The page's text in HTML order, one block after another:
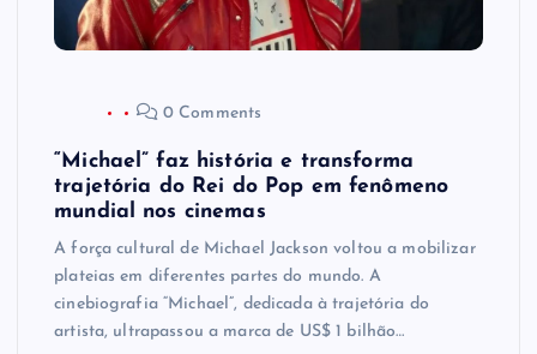
0 Comments
“Michael” faz história e transforma
trajetória do Rei do Pop em fenômeno
mundial nos cinemas
A força cultural de Michael Jackson voltou a mobilizar
plateias em diferentes partes do mundo. A
cinebiografia “Michael”, dedicada à trajetória do
artista, ultrapassou a marca de US$ 1 bilhão…